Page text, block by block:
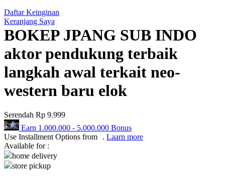
Philips Avent
Pigeon
Poled Global
Ponycycle
Puma
Pureats
Q
QV Baby
Daftar Keinginan
Keranjang Saya
BOKEP JPANG SUB INDO
aktor pendukung terbaik
langkah awal terkait neo-
western baru elok
Serendah Rp 9.999
Earn 1.000.000 - 5.000.000 Bonus
Use Installment Options from
. Laarn more
Available for :
home delivery
store pickup